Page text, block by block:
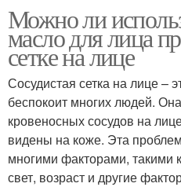
Можно ли
масло для лица
сетке на лице
Сосудистая сетка на лице –
беспокоит многих людей.
кровеносных сосудов на
видены на коже. Эта
многими факторами, такими
свет, возраст и другие